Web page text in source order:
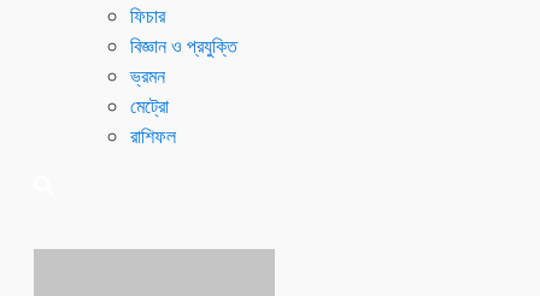
ফিচার
বিজ্ঞান ও প্রযুক্তি
ভ্রমন
মেট্রো
রাশিফল